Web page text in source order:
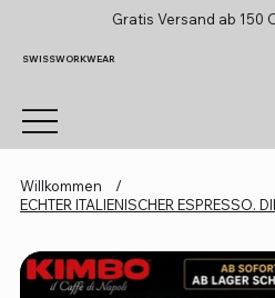
Gratis Versand ab 150
SWISSWORKWEAR
Willkommen
/
ECHTER ITALIENISCHER ESPRESSO.